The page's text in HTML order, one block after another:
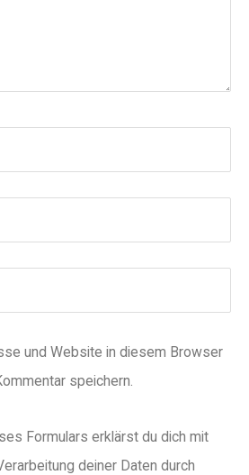
und Website in diesem Browser
speichern.
Formulars erklärst du dich mit
deiner Daten durch